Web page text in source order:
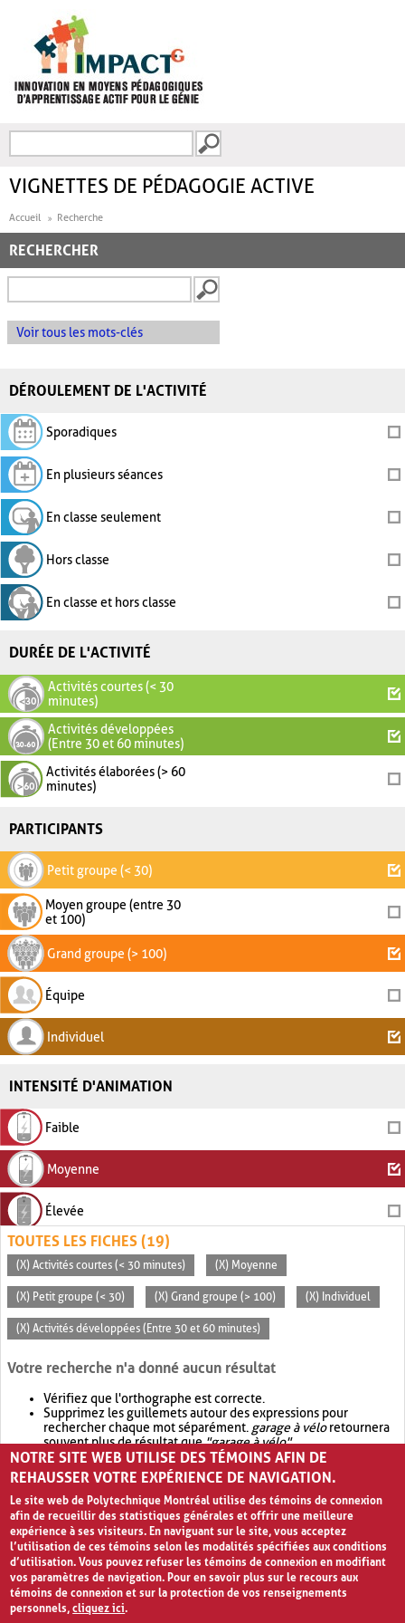
FORMULAIRE DE
VIGNETTES DE PÉDAGOGIE ACTIVE
Accueil Recherche
RECHERCHER
Voir tous les mots-clés
DÉROULEMENT DE L'ACTIVITÉ
Sporadiques
En plusieurs séances
En classe seulement
Hors classe
En classe et hors classe
DURÉE DE L'ACTIVITÉ
Activités courtes (< 30
minutes)
Activités développées
(Entre 30 et 60 minutes)
Activités élaborées (> 60
minutes)
PARTICIPANTS
Petit groupe (< 30)
Moyen groupe (entre 30
et 100)
Grand groupe (> 100)
Équipe
Individuel
INTENSITÉ D'ANIMATION
Faible
Moyenne
Élevée
TOUTES LES FICHES (19)
(X) Activités courtes (< 30 minutes) (X) Moyenne
(X) Petit groupe (< 30) (X) Grand groupe (> 100) (X) Individuel
(X) Activités développées (Entre 30 et 60 minutes)
Votre recherche n'a donné aucun résultat
Vérifiez que l'orthographe est correcte.
Supprimez les guillemets autour des expressions pour
rechercher chaque mot séparément. garage à véloretournera
souvent plus de résultat que"garage à vélo".
Envisagez d'élargir votre recherche avec OR.garage OR vélo
retournera souvent plus de résultat quegarage à vélo
NOTRE SITE WEB UTILISE DES TÉMOINS AFIN DE
REHAUSSER VOTRE EXPÉRIENCE DE NAVIGATION.
Le site web de Polytechnique Montréal utilise des témoins de connexion
afin de recueillir des statistiques générales et offrir une meilleure
expérience à ses visiteurs. En naviguant sur le site, vous acceptez
l’utilisation de ces témoins selon les modalités spécifiées aux conditions
d’utilisation. Vous pouvez refuser les témoins de connexion en modifiant
vos paramètres de navigation. Pour en savoir plus sur le recours aux
témoins de connexion et sur la protection de vos renseignements
personnels,cliquez ici.